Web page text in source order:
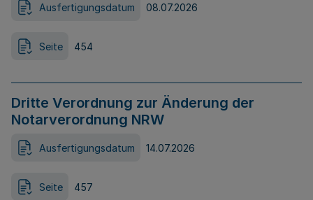
Ausfertigungsdatum 08.07.2026
Seite 454
Dritte Verordnung zur Änderung der
Notarverordnung NRW
Ausfertigungsdatum 14.07.2026
Seite 457